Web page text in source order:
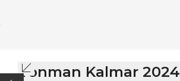
Ironman Kalmar 2024